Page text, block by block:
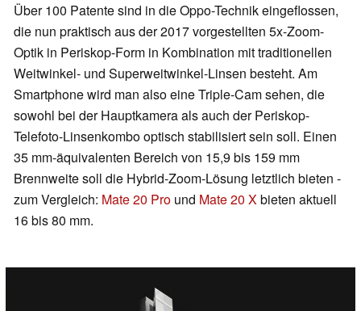
Über 100 Patente sind in die Oppo-Technik eingeflossen,
die nun praktisch aus der 2017 vorgestellten 5x-Zoom-
Optik in Periskop-Form in Kombination mit traditionellen
Weitwinkel- und Superweitwinkel-Linsen besteht. Am
Smartphone wird man also eine Triple-Cam sehen, die
sowohl bei der Hauptkamera als auch der Periskop-
Telefoto-Linsenkombo optisch stabilisiert sein soll. Einen
35 mm-äquivalenten Bereich von 15,9 bis 159 mm
Brennweite soll die Hybrid-Zoom-Lösung letztlich bieten -
zum Vergleich: Mate 20 Pro und Mate 20 Xbieten aktuell
16 bis 80 mm.